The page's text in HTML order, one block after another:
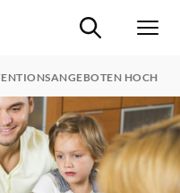
Suche ein-/
HOCH